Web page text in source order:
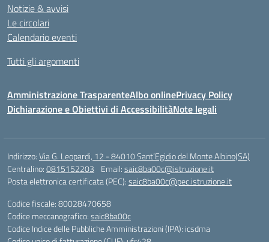
Notizie & avvisi
Le circolari
Calendario eventi
Tutti gli argomenti
Amministrazione TrasparenteAlbo onlinePrivacy Policy
Dichiarazione e Obiettivi di AccessibilitàNote legali
Indirizzo:Via G. Leopardi, 12 - 84010 Sant’Egidio del Monte Albino(SA)
Centralino:0815152203 Email:saic8ba00c@istruzione.it
Posta elettronica certificata (PEC):saic8ba00c@pec.istruzione.it
Codice fiscale: 80028470658
Codice meccanografico:saic8ba00c
Codice Indice delle Pubbliche Amministrazioni (IPA): icsdma